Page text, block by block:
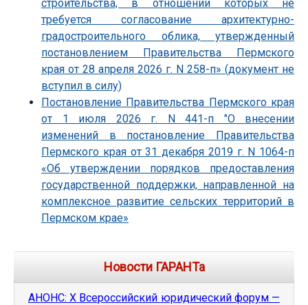
строительства, в отношении которых не
требуется согласование архитектурно-
градостроительного облика, утвержденный
постановлением Правительства Пермского
края от 28 апреля 2026 г. N 258-п» (документ не
вступил в силу)
Постановление Правительства Пермского края
от 1 июля 2026 г. N 441-п "О внесении
изменений в постановление Правительства
Пермского края от 31 декабря 2019 г. N 1064-п
«Об утверждении порядков предоставления
государственной поддержки, направленной на
комплексное развитие сельских территорий в
Пермском крае»
Новости ГАРАНТа
АНОНС: Х Всероссийский юридический форум —